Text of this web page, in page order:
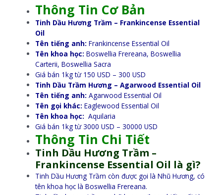
Thông Tin Cơ Bản
Tinh Dầu Hương Trầm – Frankincense Essential
Oil
Tên tiếng anh: Frankincense Essential Oil
Tên khoa học: Boswellia Frereana, Boswellia
Carterii, Boswellia Sacra
Giá bán 1kg từ 150 USD – 300 USD
Tinh Dầu Trầm Hương – Agarwood Essential Oil
Tên tiếng anh: Agarwood Essential Oil
Tên gọi khác:Eaglewood Essential Oil
Tên khoa học: Aquilaria
Giá bán 1kg từ 3000 USD – 30000 USD
Thông Tin Chi Tiết
Tinh Dầu Hương Trầm –
Frankincense Essential Oil là gì?
Tinh Dầu Hương Trầm còn được gọi là Nhũ Hương, có
tên khoa học là Boswellia Frereana.